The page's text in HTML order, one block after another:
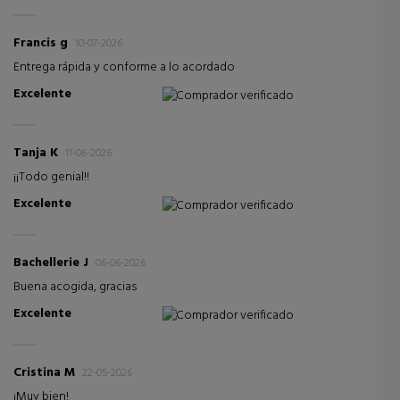
Francis g 10-07-2026
Entrega rápida y conforme a lo acordado
Excelente
Comprador verificado
Tanja K 11-06-2026
¡¡Todo genial!!
Excelente
Comprador verificado
Bachellerie J 06-06-2026
Buena acogida, gracias
Excelente
Comprador verificado
Cristina M 22-05-2026